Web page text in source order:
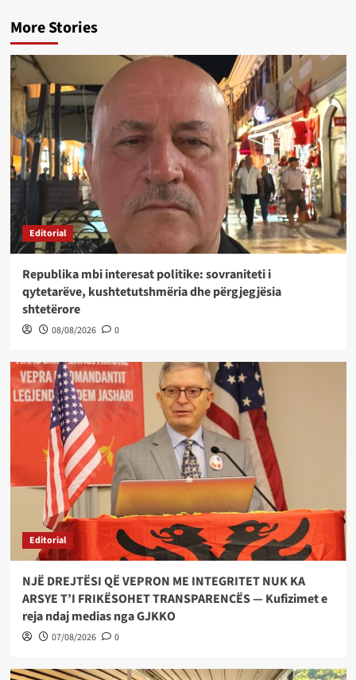
More Stories
Editorial
Republika mbi interesat politike: sovraniteti i
qytetarëve, kushtetutshmëria dhe përgjegjësia
shtetërore
08/08/2026 0
Editorial
NJË DREJTËSI QË VEPRON ME INTEGRITET NUK KA
ARSYE T’I FRIKËSOHET TRANSPARENCËS — Kufizimet e
reja ndaj medias nga GJKKO
07/08/2026 0